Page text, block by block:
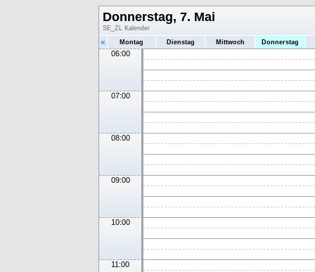
Donnerstag, 7. Mai
SE_ZL Kalender
« Montag Dienstag Mittwoch Donnerstag
06:00
07:00
08:00
09:00
10:00
11:00